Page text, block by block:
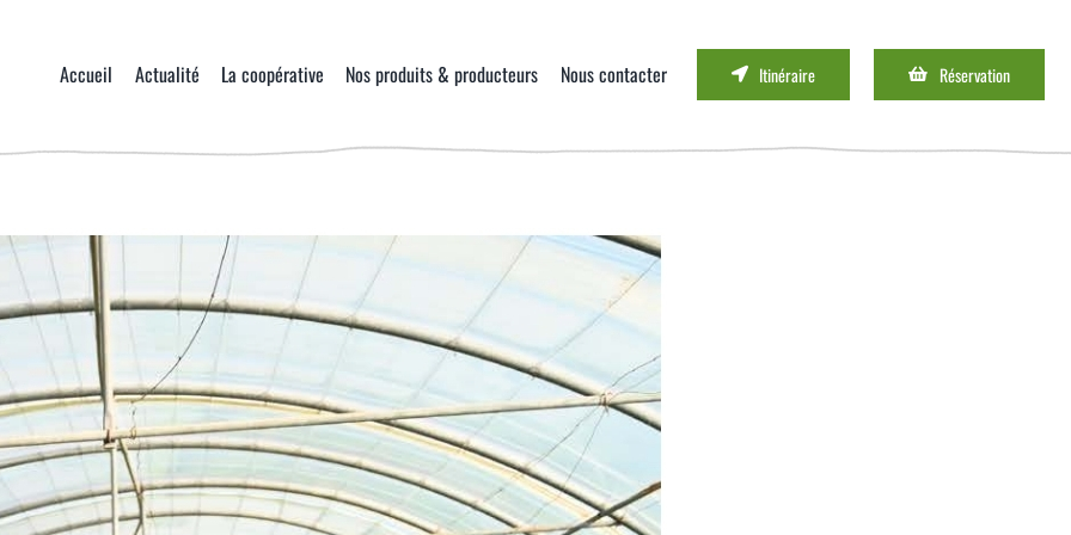
Accueil Actualité La coopérative Nos produits & producteurs Nous contacter Itinéraire Réservation